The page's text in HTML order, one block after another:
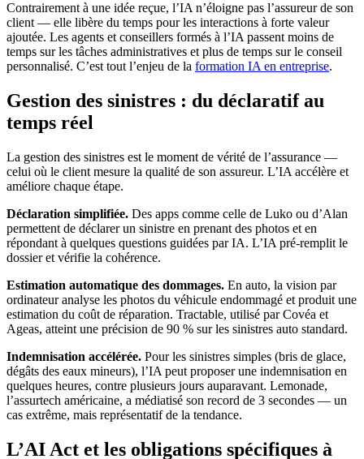
Contrairement à une idée reçue, l’IA n’éloigne pas l’assureur de son
client — elle libère du temps pour les interactions à forte valeur
ajoutée. Les agents et conseillers formés à l’IA passent moins de
temps sur les tâches administratives et plus de temps sur le conseil
personnalisé. C’est tout l’enjeu de la formation IA en entreprise.
Gestion des sinistres : du déclaratif au
temps réel
La gestion des sinistres est le moment de vérité de l’assurance —
celui où le client mesure la qualité de son assureur. L’IA accélère et
améliore chaque étape.
Déclaration simplifiée. Des apps comme celle de Luko ou d’Alan
permettent de déclarer un sinistre en prenant des photos et en
répondant à quelques questions guidées par IA. L’IA pré-remplit le
dossier et vérifie la cohérence.
Estimation automatique des dommages. En auto, la vision par
ordinateur analyse les photos du véhicule endommagé et produit une
estimation du coût de réparation. Tractable, utilisé par Covéa et
Ageas, atteint une précision de 90 % sur les sinistres auto standard.
Indemnisation accélérée. Pour les sinistres simples (bris de glace,
dégâts des eaux mineurs), l’IA peut proposer une indemnisation en
quelques heures, contre plusieurs jours auparavant. Lemonade,
l’assurtech américaine, a médiatisé son record de 3 secondes — un
cas extrême, mais représentatif de la tendance.
L’AI Act et les obligations spécifiques à